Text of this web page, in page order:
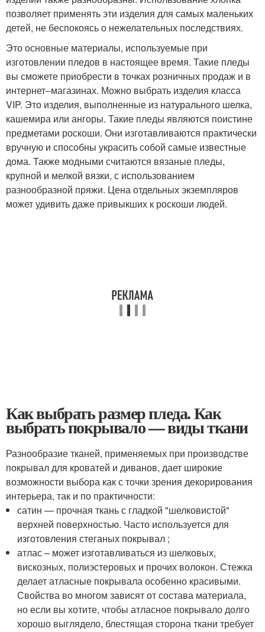
позволяет применять эти изделия для самых маленьких
детей, не беспокоясь о нежелательных последствиях.
Это основные материалы, используемые при
изготовлении пледов в настоящее время. Такие пледы
вы сможете приобрести в точках розничных продаж и в
интернет–магазинах. Можно выбрать изделия класса
VIP. Это изделия, выполненные из натурального шелка,
кашемира или ангоры. Такие пледы являются поистине
предметами роскоши. Они изготавливаются практически
вручную и способны украсить собой самые известные
дома. Также модными считаются вязаные пледы,
крупной и мелкой вязки, с использованием
разнообразной пряжи. Цена отдельных экземпляров
может удивить даже привыкших к роскоши людей.
Как выбрать размер пледа. Как
выбрать покрывало — виды ткани
Разнообразие тканей, применяемых при производстве
покрывал для кроватей и диванов, дает широкие
возможности выбора как с точки зрения декорирования
интерьера, так и по практичности:
сатин — прочная ткань с гладкой "шелковистой"
верхней поверхностью. Часто используется для
изготовления стеганых покрывал ;
атлас – может изготавливаться из шелковых,
вискозных, полиэстеровых и прочих волокон. Стежка
делает атласные покрывала особенно красивыми.
Свойства во многом зависят от состава материала,
но если вы хотите, чтобы атласное покрывало долго
хорошо выглядело, блестящая сторона ткани требует